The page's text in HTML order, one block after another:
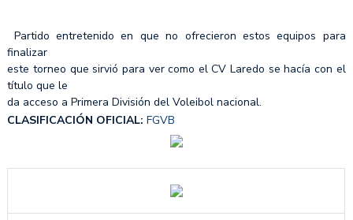
Partido entretenido en que no ofrecieron estos equipos para
finalizar
este torneo que sirvió para ver como el CV Laredo se hacía con el
título que le
da acceso a Primera División del Voleibol nacional.
CLASIFICACIÓN OFICIAL:FGVB